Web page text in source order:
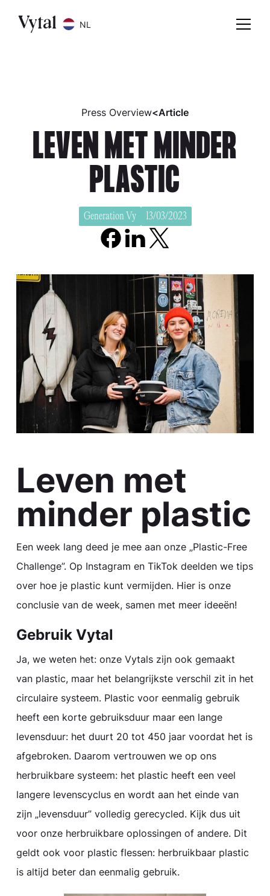
NL
Press Overview<Article
LEVEN MET MINDER
PLASTIC
Generation Vy 13/03/2023
Leven met
minder plastic
Een week lang deed je mee aan onze „Plastic-Free
Challenge”. Op Instagram en TikTok deelden we tips
over hoe je plastic kunt vermijden. Hier is onze
conclusie van de week, samen met meer ideeën!
Gebruik Vytal
Ja, we weten het: onze Vytals zijn ook gemaakt
van plastic, maar het belangrijkste verschil zit in het
circulaire systeem. Plastic voor eenmalig gebruik
heeft een korte gebruiksduur maar een lange
levensduur: het duurt 20 tot 450 jaar voordat het is
afgebroken. Daarom vertrouwen we op ons
herbruikbare systeem: het plastic heeft een veel
langere levenscyclus en wordt aan het einde van
zijn „levensduur” volledig gerecycled. Kijk dus uit
voor onze herbruikbare oplossingen of andere. Dit
geldt ook voor plastic flessen: herbruikbaar plastic
is altijd beter dan eenmalig gebruik.